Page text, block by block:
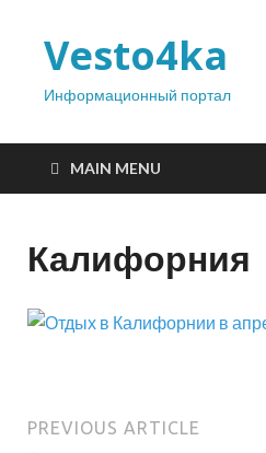
Vesto4ka
Информационный портал
MAIN MENU
Калифорния
PREVIOUS ARTICLE